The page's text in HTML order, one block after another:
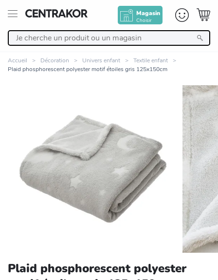
Magasin
Choisir
Linge de maison
Meuble
Cuisine et art de la table
Salle de bain et beauté
Accueil Décoration Univers enfant
Textile enfant
Plaid phosphorescent polyester motif étoiles gris 125x150cm
Zoomer sur l'image
Plaid phosphorescent polyester